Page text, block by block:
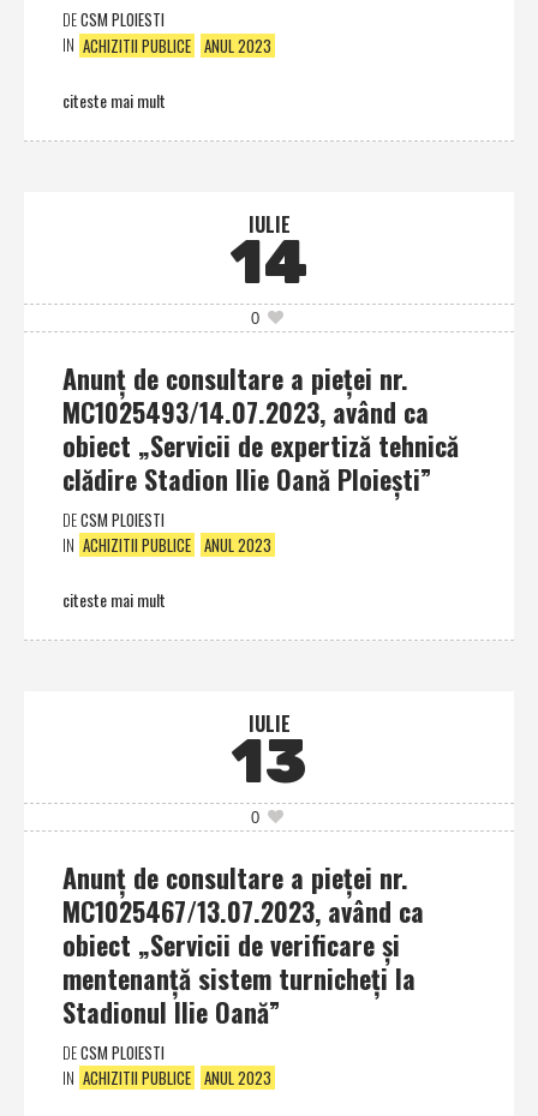
DECSM PLOIESTI
IN ACHIZITII PUBLICE ANUL 2023
citeste mai mult
IULIE
14
0
Anunţ de consultare a pieţei nr.
MC1025493/14.07.2023, având ca
obiect „Servicii de expertiză tehnică
clădire Stadion Ilie Oană Ploieşti”
DECSM PLOIESTI
IN ACHIZITII PUBLICE ANUL 2023
citeste mai mult
IULIE
13
0
Anunţ de consultare a pieţei nr.
MC1025467/13.07.2023, având ca
obiect „Servicii de verificare şi
mentenanţă sistem turnicheţi la
Stadionul Ilie Oană”
DECSM PLOIESTI
IN ACHIZITII PUBLICE ANUL 2023